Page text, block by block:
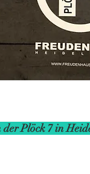
Plöck 7 in